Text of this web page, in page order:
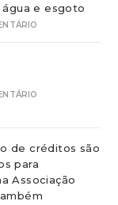
água e esgoto
de créditos são
para
Associação